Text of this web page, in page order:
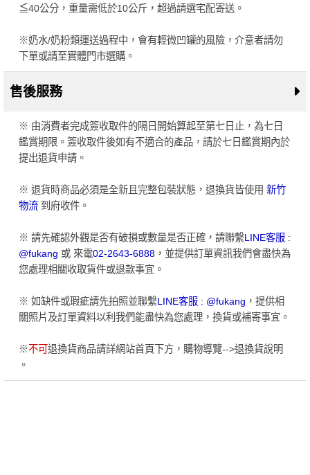
≦40公分，重量需低於10公斤，超過請選宅配寄送。
※奶水/奶粉類運送過程中，會有輕微凹罐的風險，介意者請勿
下單或請至實體門市選購。
售後服務
※ 由消費者完成簽收取件的隔日開始算起至第七日止，為七日
鑑賞期限。簽收取件後如有不適合的產品，請於七日鑑賞期內於
提出退貨申請。
※ 退貨時商品必須是全新且完整包裝狀態，退換貨皆使用 新竹
物流 到府收件。
※ 請先確認外觀是否有破損或數量是否正確，請聯繫LINE客服 :
@fukang 或 來電02-2643-6888，並提供訂單資訊我們會盡快為
您處理相關收取貨件或退款事宜。
※ 如缺件或瑕疵請先拍照並聯繫LINE客服 : @fukang ，提供相
關照片及訂單資料以利我們能盡快為您處理，換貨或補寄事宜。
※不可 退換貨商品請詳網站首頁下方，購物導覽-->退換貨說明
。